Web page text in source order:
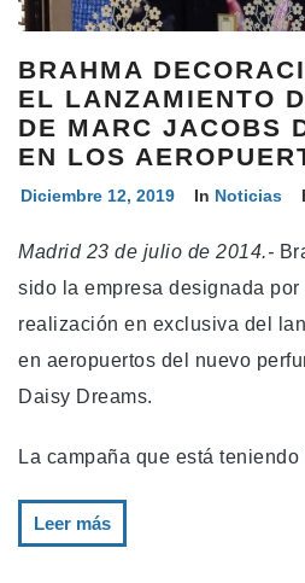
BRAHMA
EL LANZAMIENTO
DE MARC JACOBS
EN LOS
Diciembre 12, 2019 In Noticias
Madrid 23 de julio de 2014.-
sido la empresa designada
realización en exclusiva del
en aeropuertos del nuevo
Daisy Dreams.
La campaña que está
Leer más